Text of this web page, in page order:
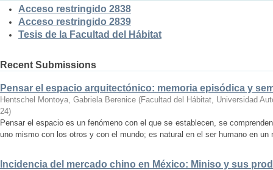
Acceso restringido 2838
Acceso restringido 2839
Tesis de la Facultad del Hábitat
Recent Submissions
Pensar el espacio arquitectónico: memoria episódica y
Hentschel Montoya, Gabriela Berenice (Facultad del Hábitat, Universidad
24)
Pensar el espacio es un fenómeno con el que se establecen, se
uno mismo con los otros y con el mundo; es natural en el ser humano en
Incidencia del mercado chino en México: Miniso y sus